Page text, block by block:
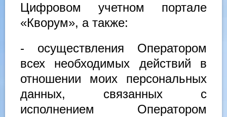
Цифровом учетном портале
«Кворум», а также:
- осуществления Оператором
всех необходимых действий в
отношении моих персональных
данных, связанных с
исполнением Оператором